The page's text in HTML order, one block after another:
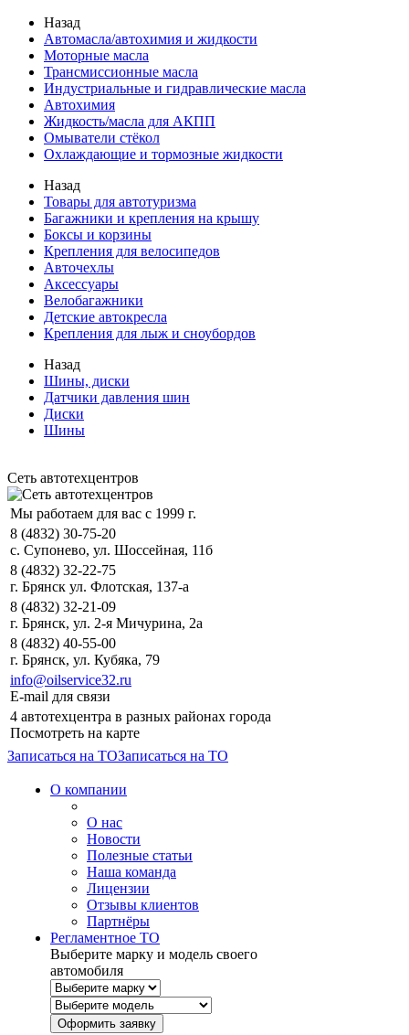
Назад
Автомасла/автохимия и жидкости
Моторные масла
Трансмиссионные масла
Индустриальные и гидравлические масла
Автохимия
Жидкость/масла для АКПП
Омыватели стёкол
Охлаждающие и тормозные жидкости
Назад
Товары для автотуризма
Багажники и крепления на крышу
Боксы и корзины
Крепления для велосипедов
Авточехлы
Аксессуары
Велобагажники
Детские автокресла
Крепления для лыж и сноубордов
Назад
Шины, диски
Датчики давления шин
Диски
Шины
Сеть автотехцентров
Мы работаем для вас с 1999 г.
8 (4832) 30-75-20
с. Супонево, ул. Шоссейная, 11б
8 (4832) 32-22-75
г. Брянск ул. Флотская, 137-а
8 (4832) 32-21-09
г. Брянск, ул. 2-я Мичурина, 2а
8 (4832) 40-55-00
г. Брянск, ул. Кубяка, 79
info@oilservice32.ru
E-mail для связи
4 автотехцентра в разных районах города
Посмотреть на карте
Записаться на ТОЗаписаться на ТО
О компании
О нас
Новости
Полезные статьи
Наша команда
Лицензии
Отзывы клиентов
Партнёры
Регламентное ТО
Выберите марку и модель своего
автомобиля